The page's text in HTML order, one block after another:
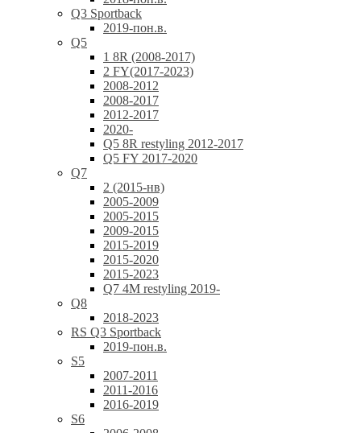
Q3 Sportback
2019-пон.в.
Q5
1 8R (2008-2017)
2 FY(2017-2023)
2008-2012
2008-2017
2012-2017
2020-
Q5 8R restyling 2012-2017
Q5 FY 2017-2020
Q7
2 (2015-нв)
2005-2009
2005-2015
2009-2015
2015-2019
2015-2020
2015-2023
Q7 4M restyling 2019-
Q8
2018-2023
RS Q3 Sportback
2019-пон.в.
S5
2007-2011
2011-2016
2016-2019
S6